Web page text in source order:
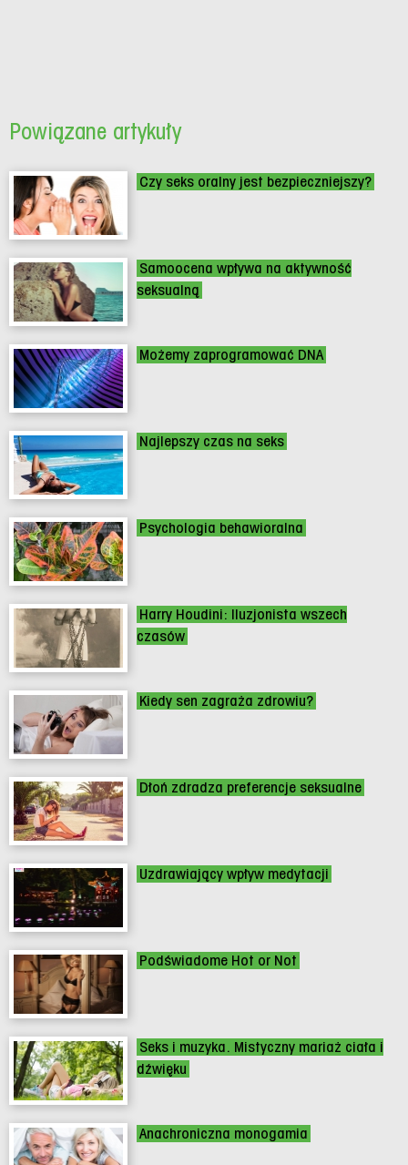
Powiązane artykuły
Czy seks oralny jest bezpieczniejszy?
Samoocena wpływa na aktywność
seksualną
Możemy zaprogramować DNA
Najlepszy czas na seks
Psychologia behawioralna
Harry Houdini: Iluzjonista wszech
czasów
Kiedy sen zagraża zdrowiu?
Dłoń zdradza preferencje seksualne
Uzdrawiający wpływ medytacji
Podświadome Hot or Not
Seks i muzyka. Mistyczny mariaż ciała i
dźwięku
Anachroniczna monogamia